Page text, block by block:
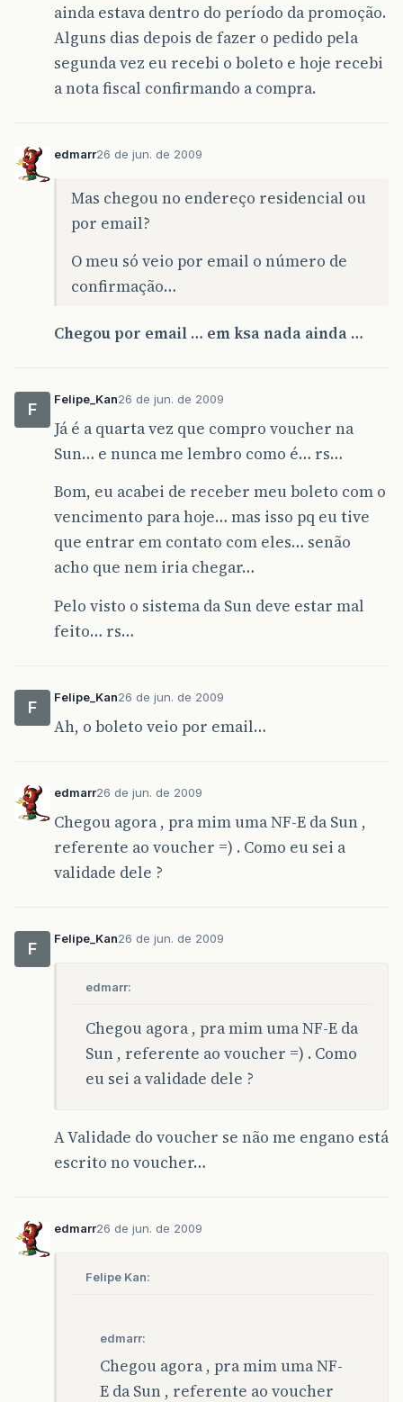
ainda estava dentro do período da promoção.
Alguns dias depois de fazer o pedido pela
segunda vez eu recebi o boleto e hoje recebi
a nota fiscal confirmando a compra.
edmarr26 de jun. de 2009
Mas chegou no endereço residencial ou
por email?
O meu só veio por email o número de
confirmação…
Chegou por email … em ksa nada ainda …
F
Felipe_Kan26 de jun. de 2009
Já é a quarta vez que compro voucher na
Sun… e nunca me lembro como é… rs…
Bom, eu acabei de receber meu boleto com o
vencimento para hoje… mas isso pq eu tive
que entrar em contato com eles… senão
acho que nem iria chegar…
Pelo visto o sistema da Sun deve estar mal
feito… rs…
F
Felipe_Kan26 de jun. de 2009
Ah, o boleto veio por email…
edmarr26 de jun. de 2009
Chegou agora , pra mim uma NF-E da Sun ,
referente ao voucher =) . Como eu sei a
validade dele ?
F
Felipe_Kan26 de jun. de 2009
edmarr:
Chegou agora , pra mim uma NF-E da
Sun , referente ao voucher =) . Como
eu sei a validade dele ?
A Validade do voucher se não me engano está
escrito no voucher…
edmarr26 de jun. de 2009
Felipe Kan:
edmarr:
Chegou agora , pra mim uma NF-
E da Sun , referente ao voucher